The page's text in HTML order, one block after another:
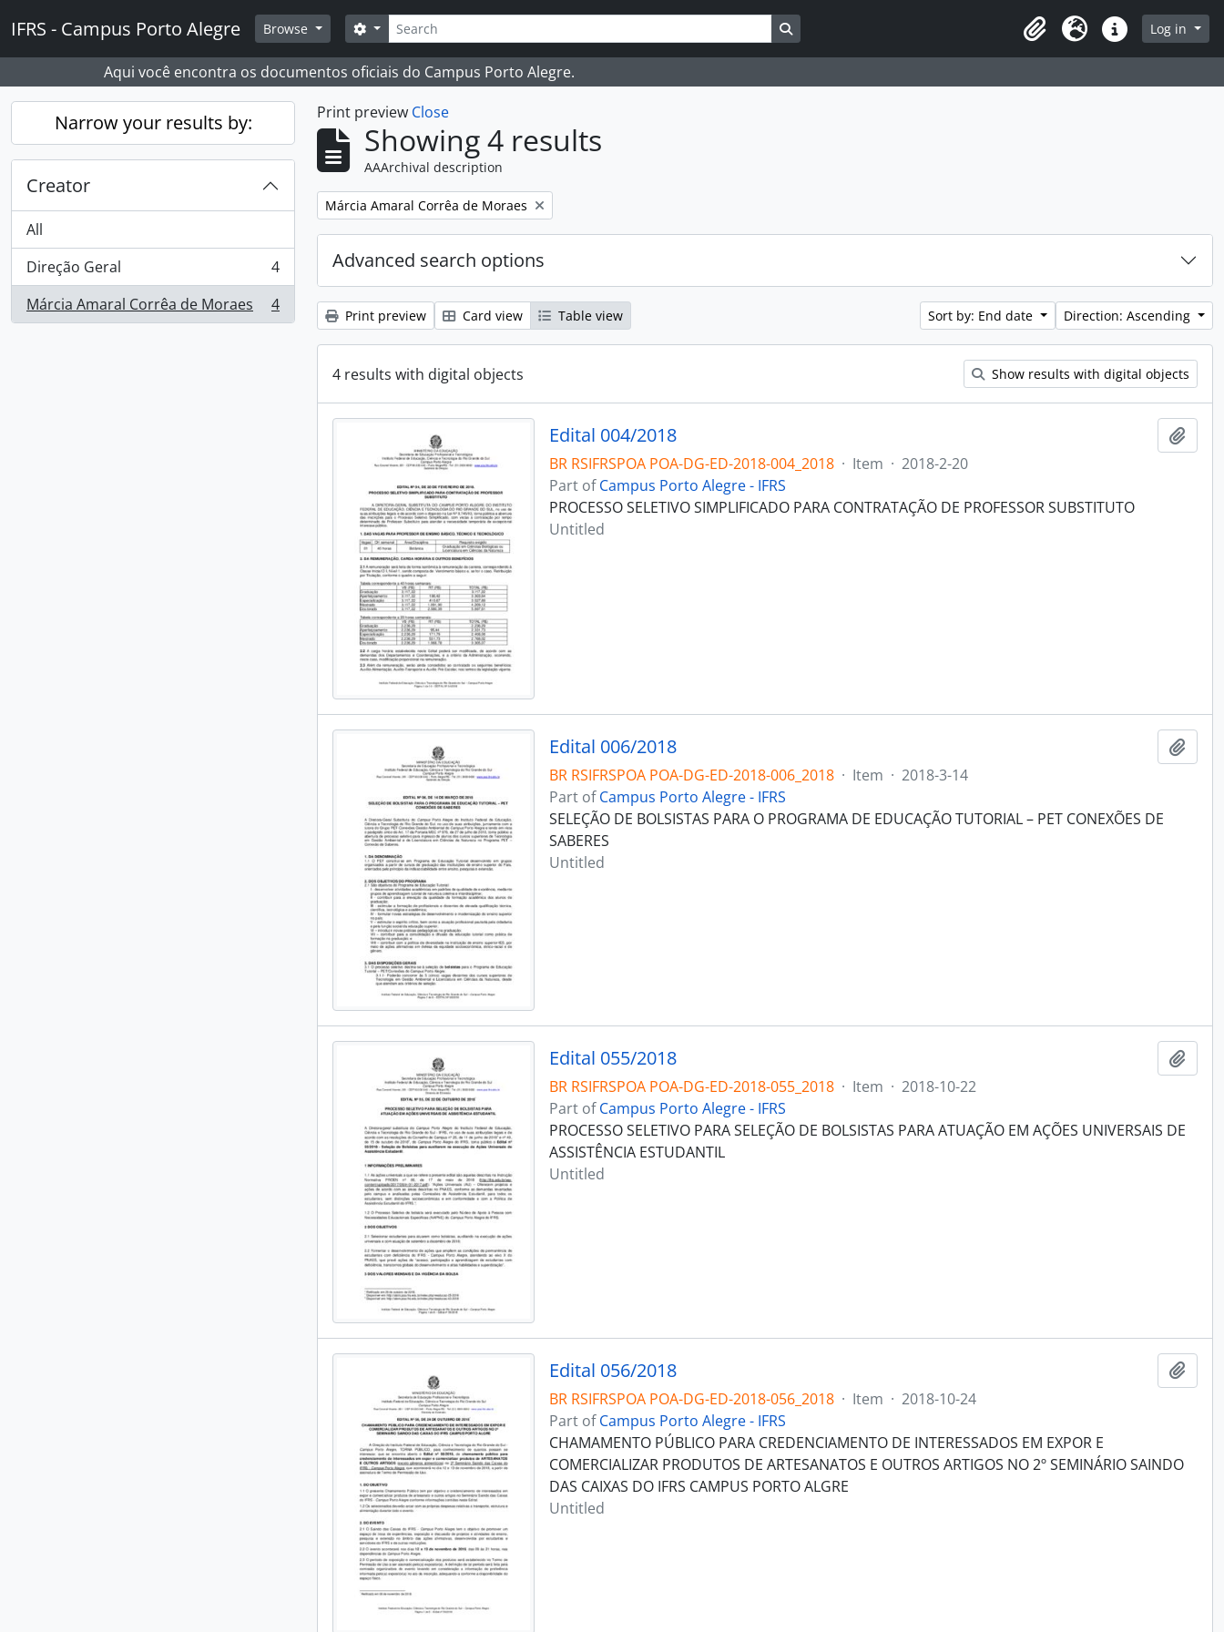
IFRS - Campus Porto Alegre Browse Search
Search options Search in browse page
ClipboardLanguageQuick linksLog in
Aqui você encontra os documentos oficiais do Campus Porto Alegre.
Narrow your results by:
Creator
All
Direção Geral
, 4 results
4
Márcia Amaral Corrêa de Moraes
, 4 results 4
Print preview Close
Showing 4 results
AAArchival description
Remove filter:
Márcia Amaral Corrêa de Moraes
Advanced search options
Print preview Card view Table view Sort by: End date Direction: Ascending
4 results with digital objects Show results with digital objects
Edital 004/2018
BR RSIFRSPOA POA-DG-ED-2018-004_2018 · Item · 2018-2-20
Part ofCampus Porto Alegre - IFRS
PROCESSO SELETIVO SIMPLIFICADO PARA CONTRATAÇÃO DE PROFESSOR SUBSTITUTO
Untitled
Edital 006/2018
BR RSIFRSPOA POA-DG-ED-2018-006_2018 · Item · 2018-3-14
Part ofCampus Porto Alegre - IFRS
SELEÇÃO DE BOLSISTAS PARA O PROGRAMA DE EDUCAÇÃO TUTORIAL – PET CONEXÕES DE
SABERES
Untitled
Edital 055/2018
BR RSIFRSPOA POA-DG-ED-2018-055_2018 · Item · 2018-10-22
Part ofCampus Porto Alegre - IFRS
PROCESSO SELETIVO PARA SELEÇÃO DE BOLSISTAS PARA ATUAÇÃO EM AÇÕES UNIVERSAIS DE
ASSISTÊNCIA ESTUDANTIL
Untitled
Edital 056/2018
BR RSIFRSPOA POA-DG-ED-2018-056_2018 · Item · 2018-10-24
Part ofCampus Porto Alegre - IFRS
CHAMAMENTO PÚBLICO PARA CREDENCIAMENTO DE INTERESSADOS EM EXPOR E
COMERCIALIZAR PRODUTOS DE ARTESANATOS E OUTROS ARTIGOS NO 2º SEMINÁRIO SAINDO
DAS CAIXAS DO IFRS CAMPUS PORTO ALGRE
Untitled